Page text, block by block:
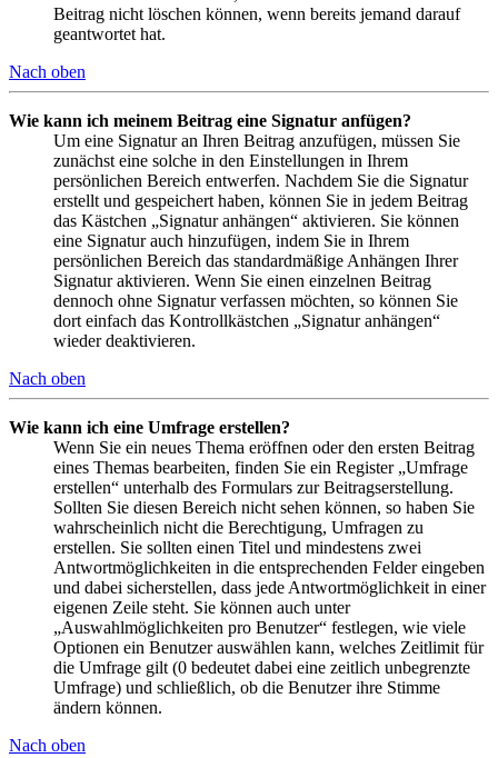
Beitrag nicht löschen können, wenn bereits jemand darauf
geantwortet hat.
Nach oben
Wie kann ich meinem Beitrag eine Signatur anfügen?
Um eine Signatur an Ihren Beitrag anzufügen, müssen Sie
zunächst eine solche in den Einstellungen in Ihrem
persönlichen Bereich entwerfen. Nachdem Sie die Signatur
erstellt und gespeichert haben, können Sie in jedem Beitrag
das Kästchen „Signatur anhängen“ aktivieren. Sie können
eine Signatur auch hinzufügen, indem Sie in Ihrem
persönlichen Bereich das standardmäßige Anhängen Ihrer
Signatur aktivieren. Wenn Sie einen einzelnen Beitrag
dennoch ohne Signatur verfassen möchten, so können Sie
dort einfach das Kontrollkästchen „Signatur anhängen“
wieder deaktivieren.
Nach oben
Wie kann ich eine Umfrage erstellen?
Wenn Sie ein neues Thema eröffnen oder den ersten Beitrag
eines Themas bearbeiten, finden Sie ein Register „Umfrage
erstellen“ unterhalb des Formulars zur Beitragserstellung.
Sollten Sie diesen Bereich nicht sehen können, so haben Sie
wahrscheinlich nicht die Berechtigung, Umfragen zu
erstellen. Sie sollten einen Titel und mindestens zwei
Antwortmöglichkeiten in die entsprechenden Felder eingeben
und dabei sicherstellen, dass jede Antwortmöglichkeit in einer
eigenen Zeile steht. Sie können auch unter
„Auswahlmöglichkeiten pro Benutzer“ festlegen, wie viele
Optionen ein Benutzer auswählen kann, welches Zeitlimit für
die Umfrage gilt (0 bedeutet dabei eine zeitlich unbegrenzte
Umfrage) und schließlich, ob die Benutzer ihre Stimme
ändern können.
Nach oben